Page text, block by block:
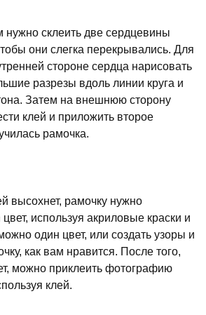
склеить две сердцевины
они слегка перекрывались. Для
стороне сердца нарисовать
разрезы вдоль линии круга и
Затем на внешнюю сторону
клей и приложить второе
рамочка.
высохнет, рамочку нужно
используя акриловые краски и
один цвет, или создать узоры и
как вам нравится. После того,
можно приклеить фотографию
клей.